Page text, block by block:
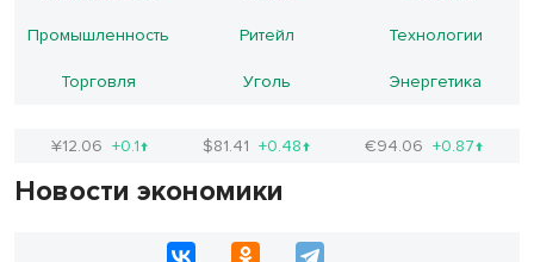
Промышленность Ритейл Технологии
Торговля Уголь Энергетика
¥12.06 +0.1↑ $81.41 +0.48↑ €94.06 +0.87↑
Новости экономики